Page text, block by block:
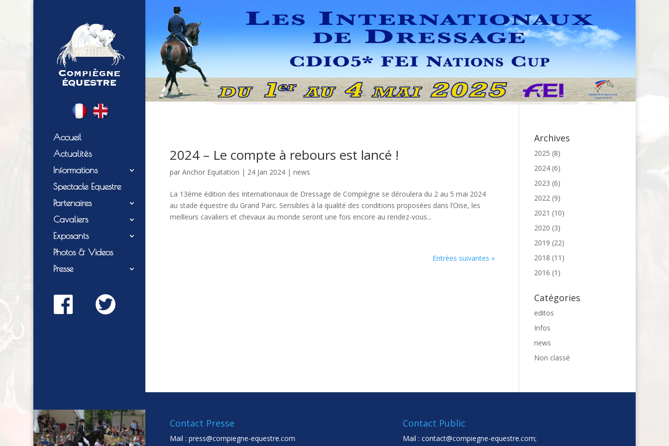
Accueil
Actualités
Informations
Spectacle Equestre
Partenaires
Cavaliers
Exposants
Photos & Videos
Presse
2024 – Le compte à rebours est lancé !
parAnchor Equitation | 24 Jan 2024 |news
La 13ème édition des Internationaux de Dressage de Compiègne se déroulera du 2 au 5 mai 2024
au stade équestre du Grand Parc. Sensibles à la qualité des conditions proposées dans l’Oise, les
meilleurs cavaliers et chevaux au monde seront une fois encore au rendez-vous...
Entrées suivantes »
Archives
2025 (8)
2024(6)
2023 (6)
2022 (9)
2021 (10)
2020 (3)
2019 (22)
2018 (11)
2016 (1)
Catégories
editos
Infos
news
Non classé
Contact Presse
Mail :press@compiegne-equestre.com
Contact Public
Mail : contact@compiegne-equestre.com;